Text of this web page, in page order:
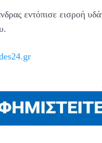
εντόπισε εισροή